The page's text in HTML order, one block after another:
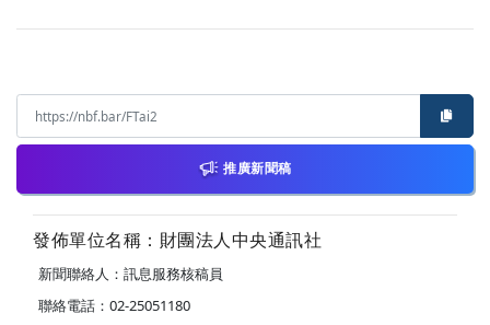
推廣新聞稿
發佈單位名稱：財團法人中央通訊社
新聞聯絡人：訊息服務核稿員
聯絡電話：02-25051180